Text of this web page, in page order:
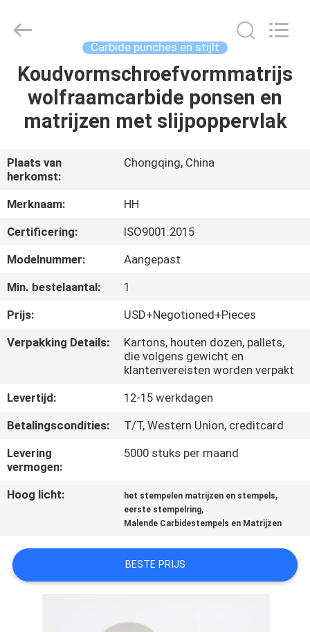
HUIS
PRODUCTEN
VIDEO'S
ONGEVEER
ONS
KWALITEITSCONTROLE
CONTACTEER
NIEUWS
VERZOEK
OM EEN
SITEMAP
Limited.
Reserved.
Carbide punches en stijlt
Koudvormschroefvormmatrijs
wolfraamcarbide ponsen en
matrijzen met slijpoppervlak
Plaats van
herkomst:
Chongqing, China
Merknaam:
HH
Certificering:
ISO9001:2015
Modelnummer:
Aangepast
Min. bestelaantal:
1
Prijs:
USD+Negotioned+Pieces
Verpakking Details:
Kartons, houten dozen, pallets,
die volgens gewicht en
klantenvereisten worden verpakt
Levertijd:
12-15 werkdagen
Betalingscondities:
T/T, Western Union, creditcard
Levering
vermogen:
5000 stuks per maand
Hoog licht: het stempelen matrijzen en stempels,
eerste stempelring,
Malende Carbidestempels en Matrijzen
BESTE PRIJS